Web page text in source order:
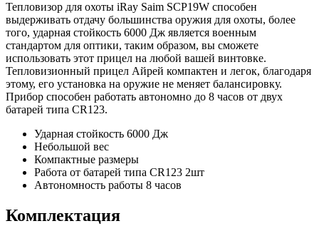
Тепловизор для охоты iRay Saim SCP19W способен
выдерживать отдачу большинства оружия для охоты, более
того, ударная стойкость 6000 Дж является военным
стандартом для оптики, таким образом, вы сможете
использовать этот прицел на любой вашей винтовке.
Тепловизионный прицел Айрей компактен и легок, благодаря
этому, его установка на оружие не меняет балансировку.
Прибор способен работать автономно до 8 часов от двух
батарей типа CR123.
Ударная стойкость 6000 Дж
Небольшой вес
Компактные размеры
Работа от батарей типа CR123 2шт
Автономность работы 8 часов
Комплектация